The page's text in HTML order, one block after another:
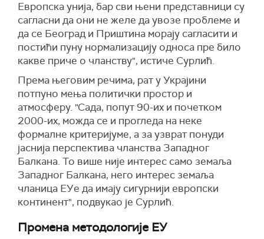
Европскаунија, бар сви њени представници су
сагласни да они не желе да увозе проблеме и
да се Београд и Приштина морају сагласити и
постићи пуну нормализацију односа пре било
какве приче о чланству", истиче Сурлић.
Према његовим речима, рат у Украјини
потпуно мења политички простор и
атмосферу. "Сада, попут 90-их и почетком
2000-их, можда се и прогледа на неке
формалне критеријуме, а за узврат понуди
јаснија перспектива чланства Западног
Балкана. То више није интерес само земаља
Западног Балкана, него интерес земаља
чланица ЕУе да имају сигурнији европски
континент", подвукао је Сурлић.
Промена методологије ЕУ